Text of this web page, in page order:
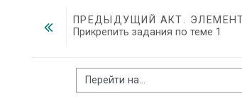
ПРЕДЫДУЩИЙ АКТ.
Прикрепить задания по теме 1